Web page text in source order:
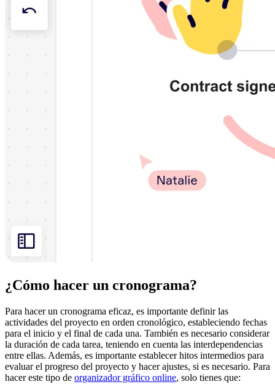
¿Cómo hacer un cronograma?
Para hacer un cronograma eficaz, es importante definir las
actividades del proyecto en orden cronológico, estableciendo fechas
para el inicio y el final de cada una. También es necesario considerar
la duración de cada tarea, teniendo en cuenta las interdependencias
entre ellas. Además, es importante establecer hitos intermedios para
evaluar el progreso del proyecto y hacer ajustes, si es necesario. Para
hacer este tipo de organizador gráfico online, solo tienes que: